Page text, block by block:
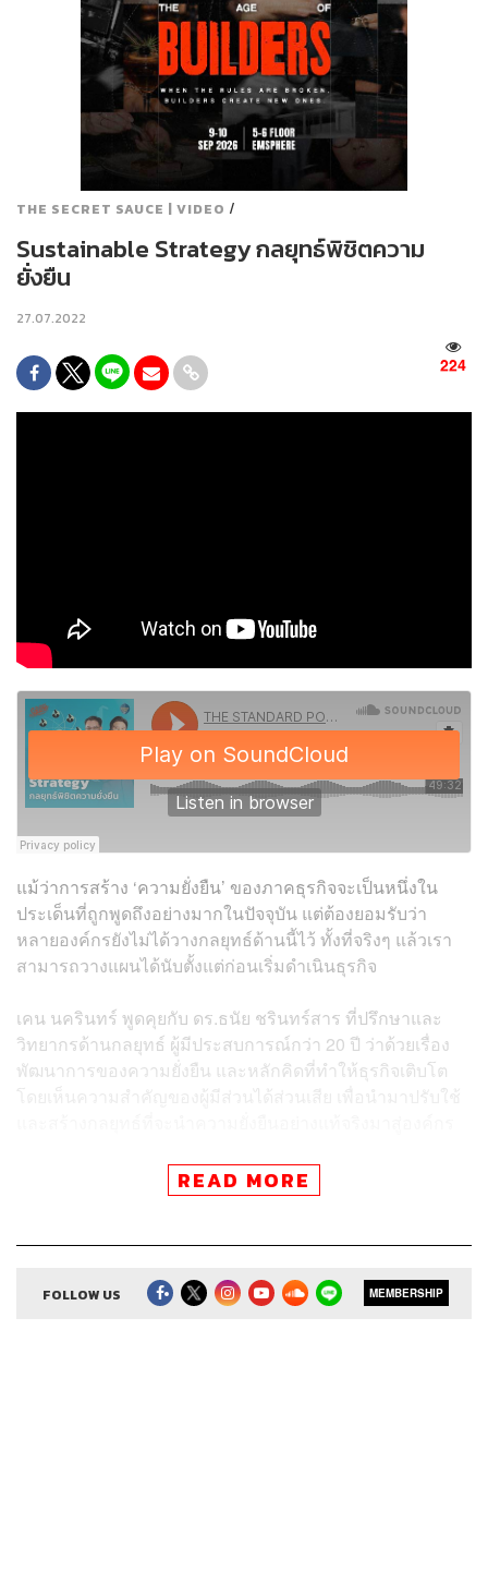
THE SECRET SAUCE | VIDEO /
Sustainable Strategy กลยุทธ์พิชิตความ
ยั่งยืน
27.07.2022
224
แม้ว่าการสร้าง ‘ความยั่งยืน’ ของภาคธุรกิจจะเป็นหนึ่งใน
ประเด็นที่ถูกพูดถึงอย่างมากในปัจจุบัน แต่ต้องยอมรับว่า
หลายองค์กรยังไม่ได้วางกลยุทธ์ด้านนี้ไว้ ทั้งที่จริงๆ แล้วเรา
สามารถวางแผนได้นับตั้งแต่ก่อนเริ่มดำเนินธุรกิจ
เคน นครินทร์ พูดคุยกับ ดร.ธนัย ชรินทร์สาร ที่ปรึกษาและ
วิทยากรด้านกลยุทธ์ ผู้มีประสบการณ์กว่า 20 ปี ว่าด้วยเรื่อง
พัฒนาการของความยั่งยืน และหลักคิดที่ทำให้ธุรกิจเติบโต
โดยเห็นความสำคัญของผู้มีส่วนได้ส่วนเสีย เพื่อนำมาปรับใช้
ผ่านแอปพลิเคชันต่างๆ ที่คุณสะดวกหรือใช้อยู่แล้วได้เลย
READ MORE
FOLLOW US MEMBERSHIP